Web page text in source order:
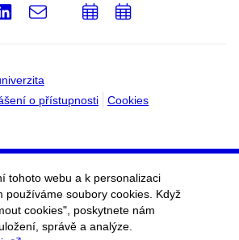
o přístupnosti Cookies
LinkedIn
e-
PřidatPřidat
tohoto webu a k personalizaci
používáme soubory cookies. Když
cookies", poskytnete nám
správě a analýze.